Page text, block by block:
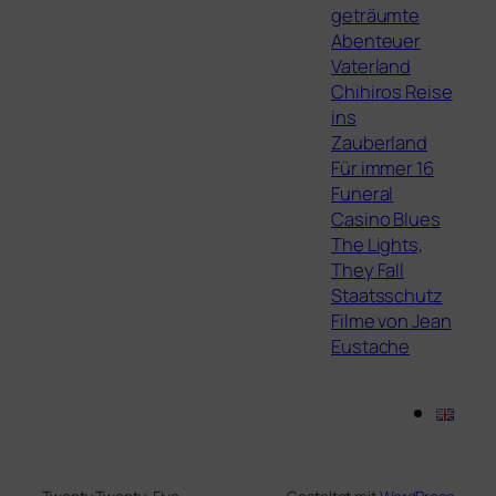
geträumte
Abenteuer
Vaterland
Chihiros Reise
ins
Zauberland
Für immer 16
Funeral
Casino Blues
The Lights,
They Fall
Staatsschutz
Filme von Jean
Eustache